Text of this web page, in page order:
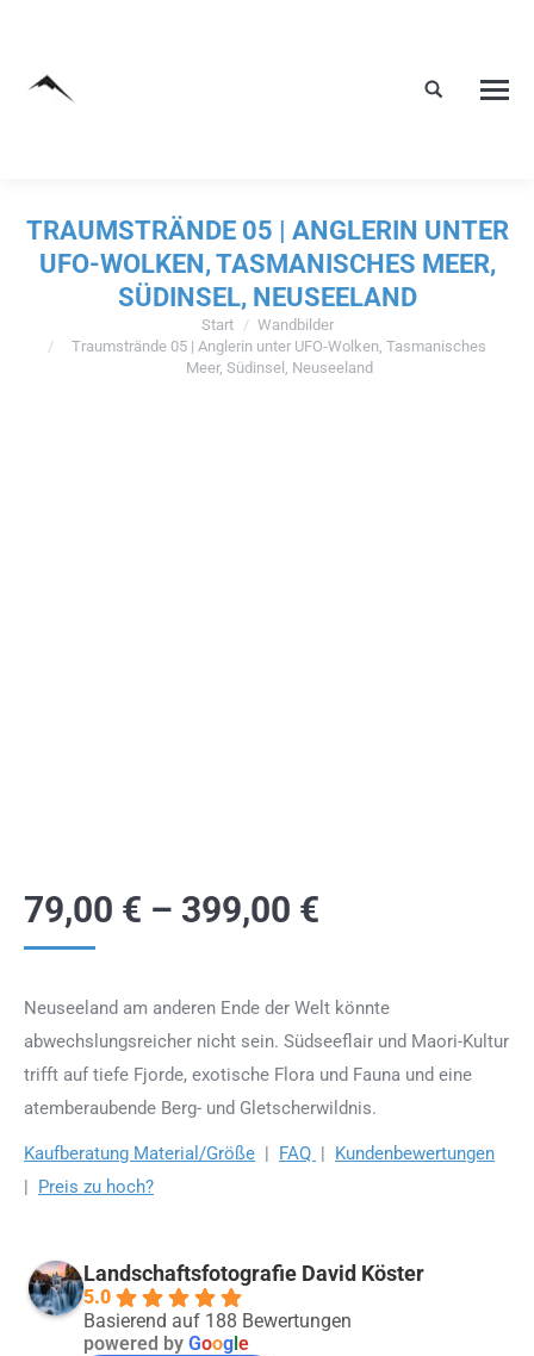
TRAUMSTRÄNDE 05 | ANGLERIN UNTER
UFO-WOLKEN, TASMANISCHES MEER,
SÜDINSEL, NEUSEELAND
Start
Wandbilder
Traumstrände 05 | Anglerin unter UFO-Wolken, Tasmanisches
Meer, Südinsel, Neuseeland
79,00 € – 399,00 €
Neuseeland am anderen Ende der Welt könnte
abwechslungsreicher nicht sein. Südseeflair und Maori-Kultur
trifft auf tiefe Fjorde, exotische Flora und Fauna und eine
atemberaubende Berg- und Gletscherwildnis.
Kaufberatung Material/Größe | FAQ | Kundenbewertungen
| Preis zu hoch?
Landschaftsfotografie David Köster
5.0
Basierend auf 188 Bewertungen
powered by Google